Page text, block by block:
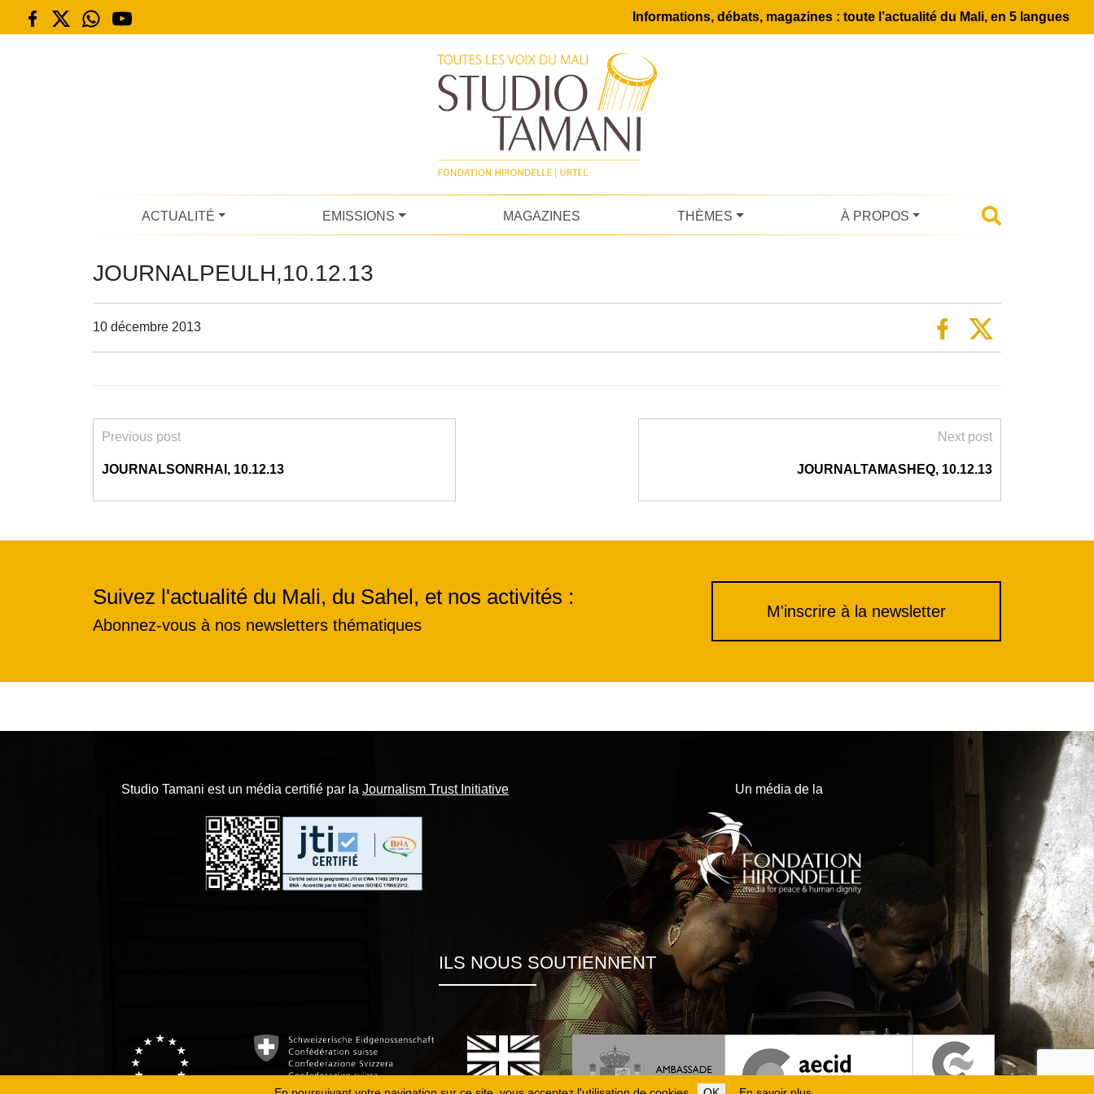
Informations, débats, magazines : toute l’actualité du Mali, en 5 langues
ACTUALITÉ EMISSIONS MAGAZINES THÈMES À PROPOS
JOURNALPEULH,10.12.13
10 décembre 2013
Previous post
JOURNALSONRHAI, 10.12.13
Next post
JOURNALTAMASHEQ, 10.12.13
Suivez l'actualité du Mali, du Sahel, et nos activités :
Abonnez-vous à nos newsletters thématiques
M'inscrire à la newsletter
Studio Tamani est un média certifié par la Journalism Trust Initiative Un média de la
ILS NOUS SOUTIENNENT